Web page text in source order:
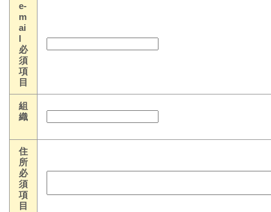
e-
m
ai
l
必
須
項
目
組
織
住
所
必
須
項
目